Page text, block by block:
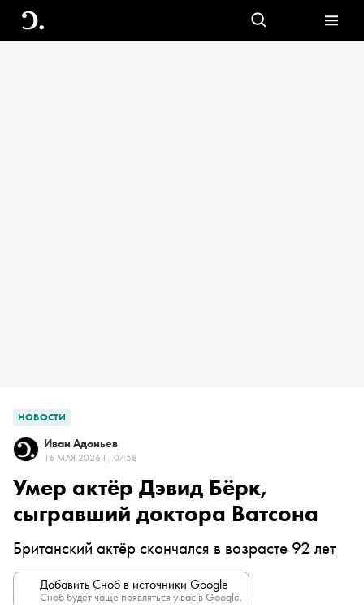
НОВОСТИ
Иван Адоньев
16 МАЯ 2026 Г., 07:58
Умер актёр Дэвид Бёрк,
сыгравший доктора Ватсона
Британский актёр скончался в возрасте 92 лет
Добавить Сноб в источники Google
Сноб будет чаще появляться у вас в Google.